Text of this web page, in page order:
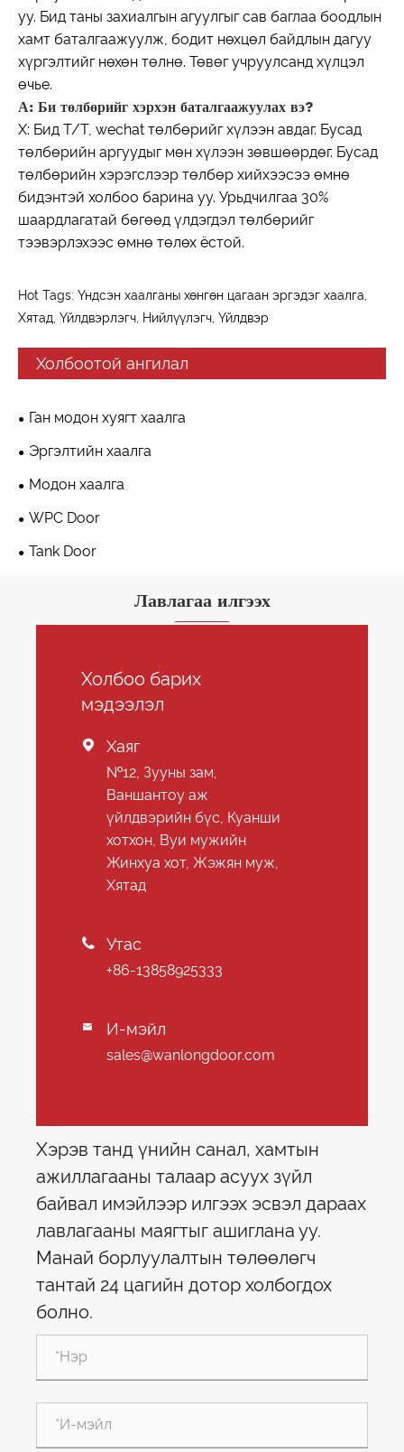
уу. Бид таны захиалгын агуулгыг сав баглаа боодлын
хамт баталгаажуулж, бодит нөхцөл байдлын дагуу
хүргэлтийг нөхөн төлнө. Төвөг учруулсанд хүлцэл
өчье.
А: Би төлбөрийг хэрхэн баталгаажуулах вэ?
Х: Бид T/T, wechat төлбөрийг хүлээн авдаг. Бусад
төлбөрийн аргуудыг мөн хүлээн зөвшөөрдөг. Бусад
төлбөрийн хэрэгслээр төлбөр хийхээсээ өмнө
бидэнтэй холбоо барина уу. Урьдчилгаа 30%
шаардлагатай бөгөөд үлдэгдэл төлбөрийг
тээвэрлэхээс өмнө төлөх ёстой.
Hot Tags: Үндсэн хаалганы хөнгөн цагаан эргэдэг хаалга,
Хятад, Үйлдвэрлэгч, Нийлүүлэгч, Үйлдвэр
Холбоотой ангилал
Ган модон хуягт хаалга
Эргэлтийн хаалга
Модон хаалга
WPC Door
Tank Door
Лавлагаа илгээх
Холбоо барих
мэдээлэл
 Хаяг
№12, Зууны зам,
Ваншантоу аж
үйлдвэрийн бүс, Куанши
хотхон, Вуи мужийн
Жинхуа хот, Жэжян муж,
Хятад
 Утас
+86-13858925333
 И-мэйл
sales@wanlongdoor.com
Хэрэв танд үнийн санал, хамтын
ажиллагааны талаар асуух зүйл
байвал имэйлээр илгээх эсвэл дараах
лавлагааны маягтыг ашиглана уу.
Манай борлуулалтын төлөөлөгч
тантай 24 цагийн дотор холбогдох
болно.